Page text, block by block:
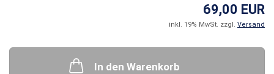
69,00 EUR
inkl. 19% MwSt. zzgl. Versand
In den Warenkorb